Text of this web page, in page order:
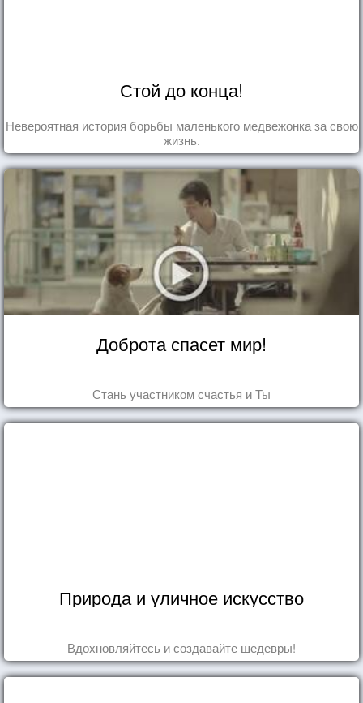
Стой до конца!
Невероятная история борьбы маленького медвежонка за свою
жизнь.
Доброта спасет мир!
Стань участником счастья и Ты
Природа и уличное искусство
Вдохновляйтесь и создавайте шедевры!